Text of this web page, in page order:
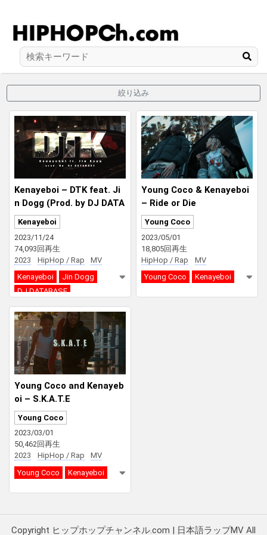
絞り込み
Kenayeboi – DTK feat. Ji
n Dogg (Prod. by DJ DATA
BASE)
Kenayeboi
2023/11/24
74,093回再生
2023
HipHop / Rap
MV
Kenayeboi
Jin Dogg
DJ DATABASE
Young Coco & Kenayeboi
– Ride or Die
Young Coco
2023/05/01
18,805回再生
HipHop / Rap
MV
Young Coco
Kenayeboi
Young Coco and Kenayeb
oi – S.K.A.T.E
Young Coco
2023/03/01
50,462回再生
2023
HipHop / Rap
MV
Young Coco
Kenayeboi
Copyright ヒップホップチャンネル.com | 日本語ラップMV All